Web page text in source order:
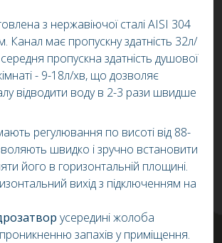
з нержавіючої сталі AISI 304
має пропускну здатність 32л/
пропускна здатність душової
- 9-18л/хв, що дозволяє
відводити воду в 2-3 рази швидше
регулювання по висоті від 88-
швидко і зручно встановити
його в горизонтальній площині.
вихід з підключенням на
усередині жолоба
запахів у приміщення.